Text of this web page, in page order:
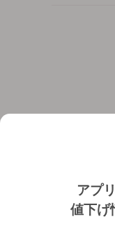
アプ
値下げ
個人情